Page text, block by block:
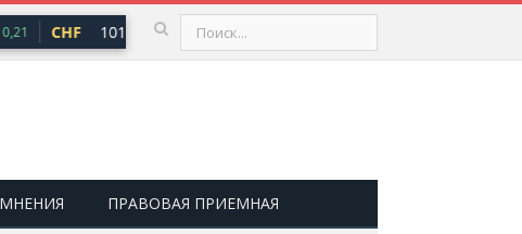
CHF 101,30 ₽ ▲ 0,64 USD
МНЕНИЯ ПРАВОВАЯ ПРИЕМНАЯ